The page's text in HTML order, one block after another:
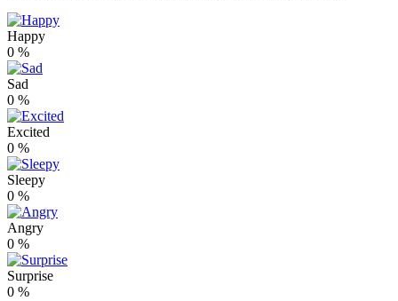
Happy
0 %
Sad
0 %
Excited
0 %
Sleepy
0 %
Angry
0 %
Surprise
0 %